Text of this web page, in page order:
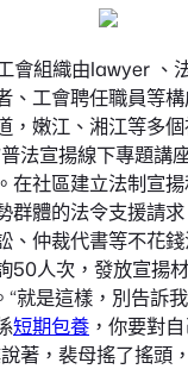
會組織由lawyer 、
、工會聘任職員等
，嫩江、湘江等多
法宣揚線下專題講
在社區建立法制宣
群體的法令支援請
、仲裁代書等不花
50人次，發放宣揚
就是這樣，別告訴
短期包養 ，你要對
著，裴母搖了搖頭